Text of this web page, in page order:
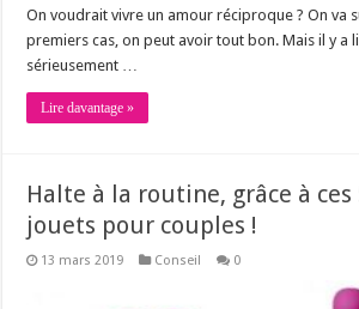
On voudrait vivre un amour réciproque ? On va
premiers cas, on peut avoir tout bon. Mais il y a
sérieusement …
Lire davantage »
Halte à la routine, grâce à
jouets pour couples !
13 mars 2019 Conseil 0